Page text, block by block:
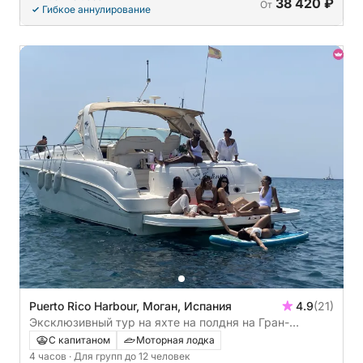
Гибкое аннулирование
От
Puerto Rico Harbour, Моган, Испания 4.9(21)
Эксклюзивный тур на яхте на полдня на Гран-
Канарии
С капитаном
Моторная лодка
4 часов · Для групп до 12 человек